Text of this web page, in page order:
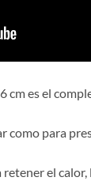
cm es el
como para
retener el